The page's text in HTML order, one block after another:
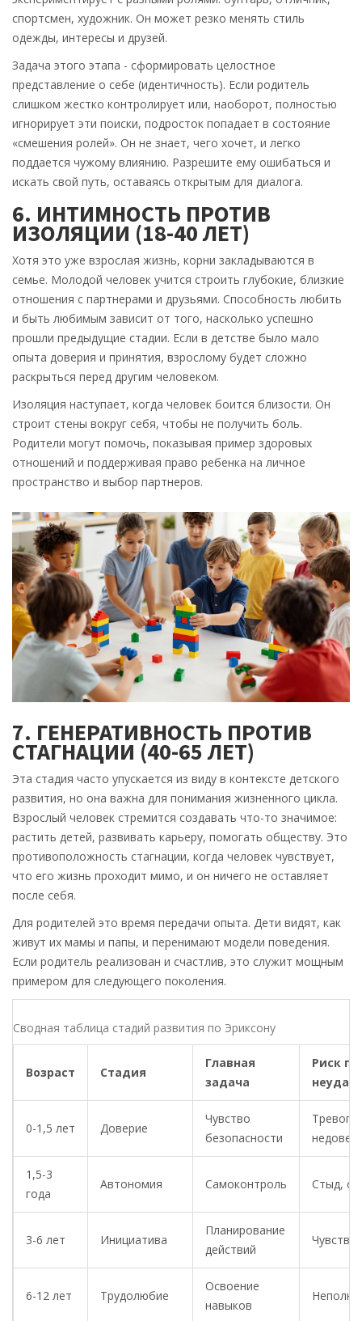
спортсмен, художник. Он может резко менять стиль
одежды, интересы и друзей.
Задача этого этапа - сформировать целостное
представление о себе (идентичность). Если родитель
слишком жестко контролирует или, наоборот, полностью
игнорирует эти поиски, подросток попадает в состояние
«смешения ролей». Он не знает, чего хочет, и легко
поддается чужому влиянию. Разрешите ему ошибаться и
искать свой путь, оставаясь открытым для диалога.
6. ИНТИМНОСТЬ ПРОТИВ
ИЗОЛЯЦИИ (18-40 ЛЕТ)
Хотя это уже взрослая жизнь, корни закладываются в
семье. Молодой человек учится строить глубокие, близкие
отношения с партнерами и друзьями. Способность любить
и быть любимым зависит от того, насколько успешно
прошли предыдущие стадии. Если в детстве было мало
опыта доверия и принятия, взрослому будет сложно
раскрыться перед другим человеком.
Изоляция наступает, когда человек боится близости. Он
строит стены вокруг себя, чтобы не получить боль.
Родители могут помочь, показывая пример здоровых
отношений и поддерживая право ребенка на личное
пространство и выбор партнеров.
7. ГЕНЕРАТИВНОСТЬ ПРОТИВ
СТАГНАЦИИ (40-65 ЛЕТ)
Эта стадия часто упускается из виду в контексте детского
развития, но она важна для понимания жизненного цикла.
Взрослый человек стремится создавать что-то значимое:
растить детей, развивать карьеру, помогать обществу. Это
противоположность стагнации, когда человек чувствует,
что его жизнь проходит мимо, и он ничего не оставляет
после себя.
Для родителей это время передачи опыта. Дети видят, как
живут их мамы и папы, и перенимают модели поведения.
Если родитель реализован и счастлив, это служит мощным
примером для следующего поколения.
Сводная таблица стадий развития по Эриксону
Возраст Стадия
Главная
задача
Риск
0-1,5 лет Доверие
Чувство
безопасности
Тревога,
1,5-3
года
Автономия Самоконтроль Стыд,
3-6 лет Инициатива
Планирование
действий
Чувство
6-12 лет Трудолюбие
Освоение
навыков